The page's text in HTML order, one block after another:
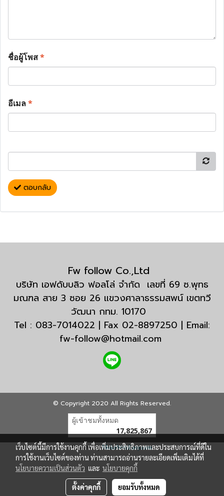
ชื่อผู้โพส*
อีเมล*
ตอบกลับ
Fw follow Co.,Ltd
บริษัท เอฟดับบลิว ฟอลโล่ จำกัด เลขที่ 69 ซ.พุทธ
มณฑล สาย 3 ซอย 26 แขวงศาลาธรรมสพน์ เขตทวี
วัฒนา กทม. 10170
Tel : 083-7014022 | Fax 02-8897250 | Email:
fw-follow@hotmail.com
© Copyright 2020 All Rights Reserved.
ผู้เข้าชมทั้งหมด
17,825,867
Powered byMakeWebEasy.com
เว็บไซต์นี้มีการใช้งานคุกกี้ เพื่อเพิ่มประสิทธิภาพและประสบการณ์ที่ดีใน
การใช้งานเว็บไซต์ของท่าน ท่านสามารถอ่านรายละเอียดเพิ่มเติมได้ที่
นโยบายความเป็นส่วนตัว และ นโยบายคุกกี้
ตั้งค่าคุกกี้ ยอมรับทั้งหมด